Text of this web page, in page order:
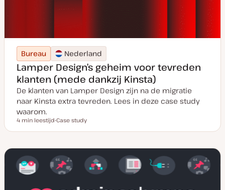
Bureau Nederland
Lamper Design’s geheim voor tevreden
klanten (mede dankzij Kinsta)
De klanten van Lamper Design zijn na de migratie
naar Kinsta extra tevreden. Lees in deze case study
waarom.
Leestijd
4 min leestijd
o
y
p
e
Case study